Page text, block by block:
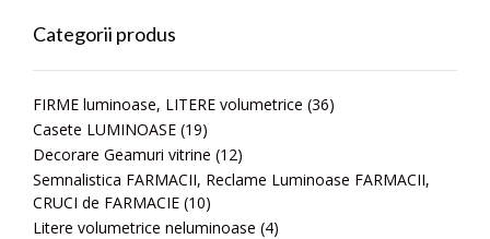
Categorii produs
FIRME luminoase, LITERE volumetrice (36)
Casete LUMINOASE (19)
Decorare Geamuri vitrine (12)
Semnalistica FARMACII, Reclame Luminoase FARMACII,
CRUCI de FARMACIE (10)
Litere volumetrice neluminoase (4)